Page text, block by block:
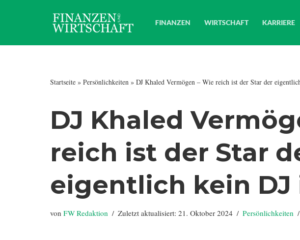
FINANZEN WIRTSCHAFT KARRIERE
Startseite » Persönlichkeiten » DJ Khaled Vermögen – Wie reich ist der Star der
DJ Khaled
reich ist der Star
eigentlich kein DJ
von FW Redaktion Zuletzt aktualisiert: 21. Oktober 2024 Persönlichkeiten